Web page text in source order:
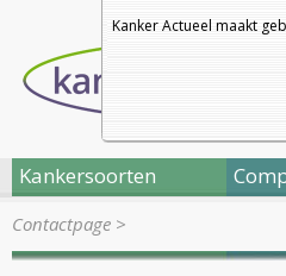
Kanker Actueel maakt
Kankersoorten
Contactpage >